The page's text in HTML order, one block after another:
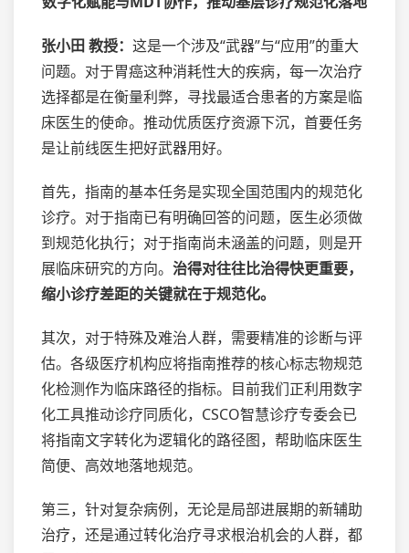
张小田 教授： 这是一个涉及“武器”与“应用”的重大
问题。对于胃癌这种消耗性大的疾病，每一次治疗
选择都是在衡量利弊，寻找最适合患者的方案是临
床医生的使命。推动优质医疗资源下沉，首要任务
是让前线医生把好武器用好。
首先，指南的基本任务是实现全国范围内的规范化
诊疗。对于指南已有明确回答的问题，医生必须做
到规范化执行；对于指南尚未涵盖的问题，则是开
展临床研究的方向。 治得对往往比治得快更重要，
缩小诊疗差距的关键就在于规范化。
其次，对于特殊及难治人群，需要精准的诊断与评
估。各级医疗机构应将指南推荐的核心标志物规范
化检测作为临床路径的指标。目前我们正利用数字
化工具推动诊疗同质化，CSCO智慧诊疗专委会已
将指南文字转化为逻辑化的路径图，帮助临床医生
简便、高效地落地规范。
第三，针对复杂病例，无论是局部进展期的新辅助
治疗，还是通过转化治疗寻求根治机会的人群，都